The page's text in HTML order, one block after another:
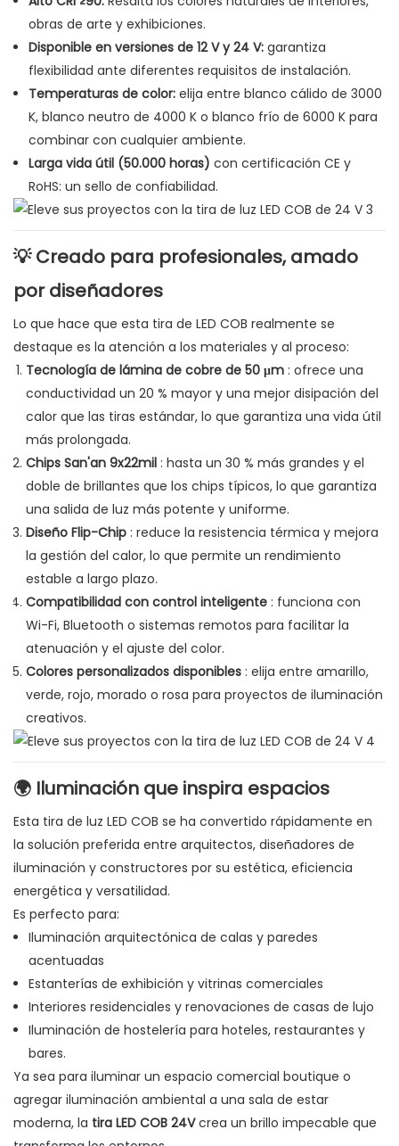
obras de arte y exhibiciones.
Disponible en versiones de 12 V y 24 V:garantiza
flexibilidad ante diferentes requisitos de instalación.
Temperaturas de color:elija entre blanco cálido de 3000
K, blanco neutro de 4000 K o blanco frío de 6000 K para
combinar con cualquier ambiente.
Larga vida útil (50.000 horas) con certificación CE y
RoHS: un sello de confiabilidad.
💡 Creado para profesionales, amado
por diseñadores
Lo que hace que esta tira de LED COB realmente se
destaque es la atención a los materiales y al proceso:
Tecnología de lámina de cobre de 50 μm : ofrece una
conductividad un 20 % mayor y una mejor disipación del
calor que las tiras estándar, lo que garantiza una vida útil
más prolongada.
Chips San'an 9x22mil : hasta un 30 % más grandes y el
doble de brillantes que los chips típicos, lo que garantiza
una salida de luz más potente y uniforme.
Diseño Flip-Chip : reduce la resistencia térmica y mejora
la gestión del calor, lo que permite un rendimiento
estable a largo plazo.
Compatibilidad con control inteligente : funciona con
Wi-Fi, Bluetooth o sistemas remotos para facilitar la
atenuación y el ajuste del color.
Colores personalizados disponibles : elija entre amarillo,
verde, rojo, morado o rosa para proyectos de iluminación
creativos.
🌍 Iluminación que inspira espacios
Esta tira de luz LED COB se ha convertido rápidamente en
la solución preferida entre arquitectos, diseñadores de
iluminación y constructores por su estética, eficiencia
energética y versatilidad.
Es perfecto para:
Iluminación arquitectónica de calas y paredes
acentuadas
Estanterías de exhibición y vitrinas comerciales
Interiores residenciales y renovaciones de casas de lujo
Iluminación de hostelería para hoteles, restaurantes y
bares.
Ya sea para iluminar un espacio comercial boutique o
agregar iluminación ambiental a una sala de estar
moderna, la tira LED COB 24Vcrea un brillo impecable que